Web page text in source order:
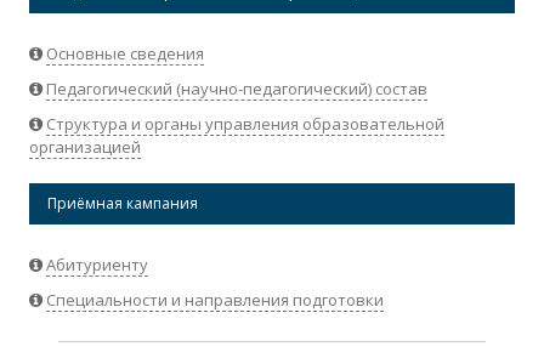
Основные сведения
Педагогический (научно-педагогический) состав
Структура и органы управления образовательной
организацией
Приёмная кампания
Абитуриенту
Специальности и направления подготовки